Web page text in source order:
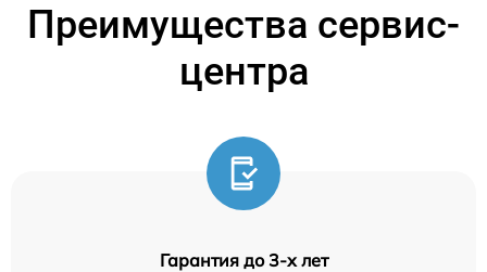
Преимущества сервис-
центра
Гарантия до 3-х лет